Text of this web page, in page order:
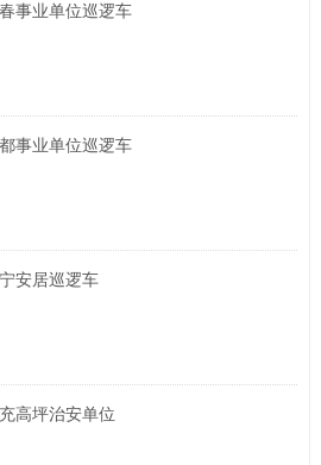
事业单位巡逻车
事业单位巡逻车
安居巡逻车
高坪治安单位